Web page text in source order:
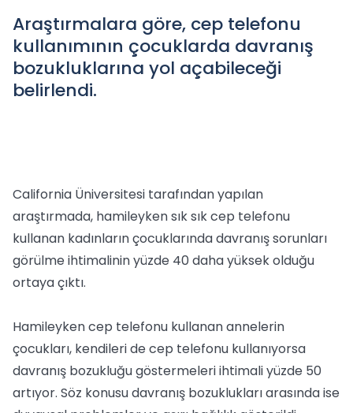
Araştırmalara göre, cep telefonu
kullanımının çocuklarda davranış
bozukluklarına yol açabileceği
belirlendi.
California Üniversitesi tarafından yapılan
araştırmada, hamileyken sık sık cep telefonu
kullanan kadınların çocuklarında davranış sorunları
görülme ihtimalinin yüzde 40 daha yüksek olduğu
ortaya çıktı.
Hamileyken cep telefonu kullanan annelerin
çocukları, kendileri de cep telefonu kullanıyorsa
davranış bozukluğu göstermeleri ihtimali yüzde 50
artıyor. Söz konusu davranış bozuklukları arasında ise